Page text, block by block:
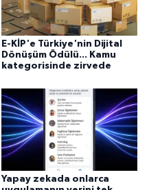
E-KİP'e Türkiye'nin Dijital
Dönüşüm Ödülü... Kamu
kategorisinde zirvede
Yapay zekada onlarca